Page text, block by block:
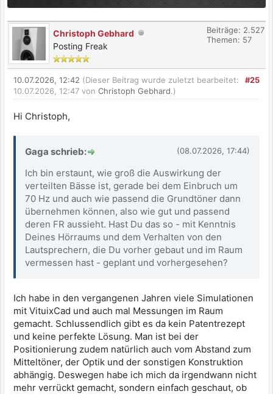
Christoph Gebhard
Posting Freak
Beiträge: 2.527
Themen: 57
#25
10.07.2026, 12:42 (Dieser Beitrag wurde zuletzt bearbeitet:
10.07.2026, 12:47 von Christoph Gebhard.)
Hi Christoph,
(08.07.2026, 17:44)
Gaga schrieb:
Ich bin erstaunt, wie groß die Auswirkung der
verteilten Bässe ist, gerade bei dem Einbruch um
70 Hz und auch wie passend die Grundtöner dann
übernehmen können, also wie gut und passend
deren FR aussieht. Hast Du das so - mit Kenntnis
Deines Hörraums und dem Verhalten von den
Lautsprechern, die Du vorher gebaut und im Raum
vermessen hast - geplant und vorhergesehen?
Ich habe in den vergangenen Jahren viele Simulationen
mit VituixCad und auch mal Messungen im Raum
gemacht. Schlussendlich gibt es da kein Patentrezept
und keine perfekte Lösung. Man ist bei der
Positionierung zudem natürlich auch vom Abstand zum
Mitteltöner, der Optik und der sonstigen Konstruktion
abhängig. Deswegen habe ich mich da irgendwann nicht
mehr verrückt gemacht, sondern einfach geschaut, ob